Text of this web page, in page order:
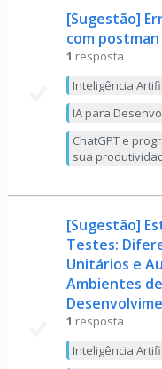
[Sugestão]
com postman
1 resposta
Inteligência
IA para
ChatGPT e
sua
[Sugestão]
Testes:
Unitários e
Ambientes de
1 resposta
Inteligência